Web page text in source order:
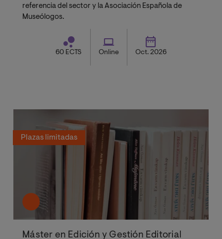
referencia del sector y la Asociación Española de
Museólogos.
60 ECTS Online Oct. 2026
Plazas limitadas
Máster en Edición y Gestión Editorial